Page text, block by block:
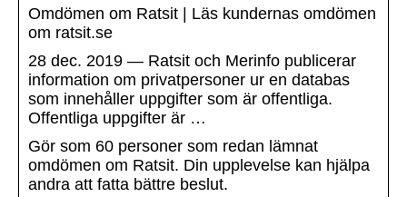
Omdömen om Ratsit | Läs kundernas omdömen
om ratsit.se
28 dec. 2019 — Ratsit och Merinfo publicerar
information om privatpersoner ur en databas
som innehåller uppgifter som är offentliga.
Offentliga uppgifter är …
Gör som 60 personer som redan lämnat
omdömen om Ratsit. Din upplevelse kan hjälpa
andra att fatta bättre beslut.